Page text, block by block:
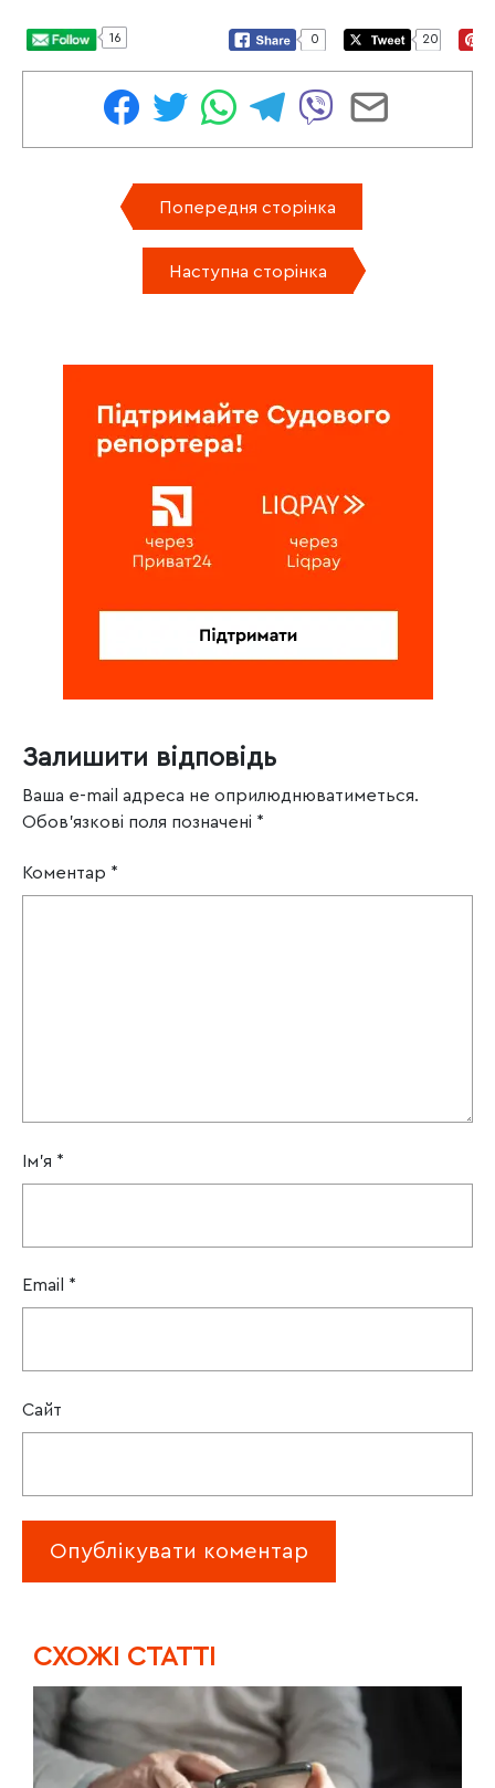
16 0 20
Попередня сторінка
Наступна сторінка
Залишити відповідь
Ваша e-mail адреса не оприлюднюватиметься.
Обов’язкові поля позначені *
Коментар *
Ім'я *
Email *
Сайт
CХОЖІ СТАТТІ